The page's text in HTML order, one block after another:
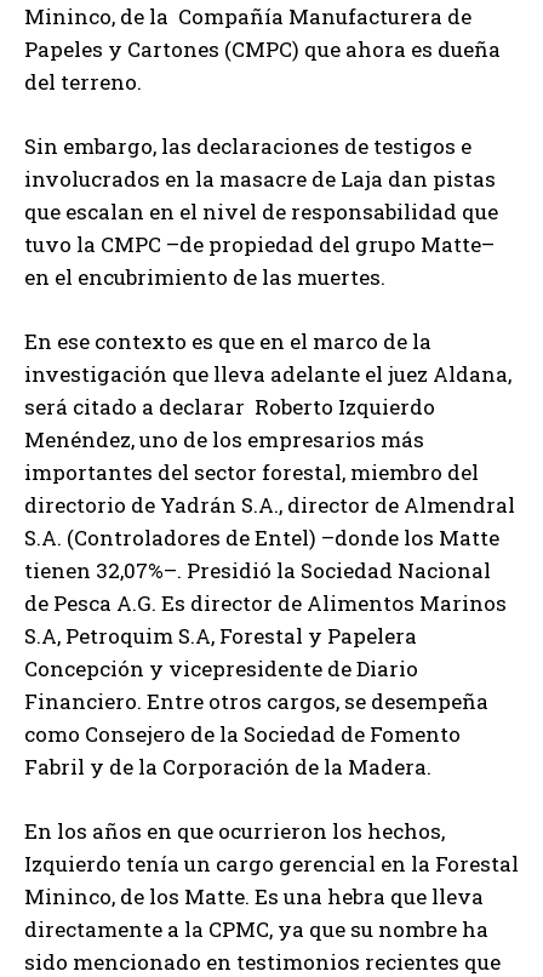
Mininco, de la Compañía Manufacturera de
Papeles y Cartones (CMPC) que ahora es dueña
del terreno.
Sin embargo, las declaraciones de testigos e
involucrados en la masacre de Laja dan pistas
que escalan en el nivel de responsabilidad que
tuvo la CMPC –de propiedad del grupo Matte–
en el encubrimiento de las muertes.
En ese contexto es que en el marco de la
investigación que lleva adelante el juez Aldana,
será citado a declarar Roberto Izquierdo
Menéndez, uno de los empresarios más
importantes del sector forestal, miembro del
directorio de Yadrán S.A., director de Almendral
S.A. (Controladores de Entel) –donde los Matte
tienen 32,07%–. Presidió la Sociedad Nacional
de Pesca A.G. Es director de Alimentos Marinos
S.A, Petroquim S.A, Forestal y Papelera
Concepción y vicepresidente de Diario
Financiero. Entre otros cargos, se desempeña
como Consejero de la Sociedad de Fomento
Fabril y de la Corporación de la Madera.
En los años en que ocurrieron los hechos,
Izquierdo tenía un cargo gerencial en la Forestal
Mininco, de los Matte. Es una hebra que lleva
directamente a la CPMC, ya que su nombre ha
sido mencionado en testimonios recientes que